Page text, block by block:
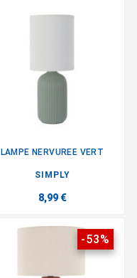
LAMPE NERVUREE VERT
SIMPLY
8,99 €
-53%